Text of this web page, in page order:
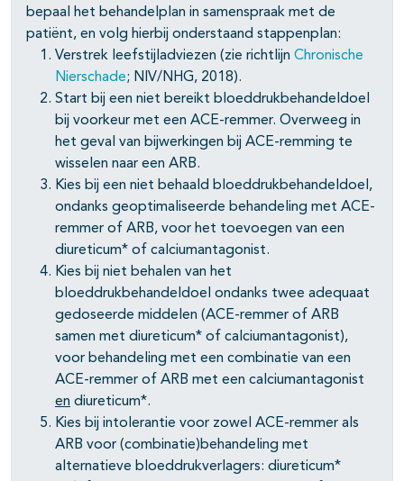
bepaal het behandelplan in samenspraak met de
patiënt, en volg hierbij onderstaand stappenplan:
Verstrek leefstijladviezen (zie richtlijn Chronische
Nierschade; NIV/NHG, 2018).
Start bij een niet bereikt bloeddrukbehandeldoel
bij voorkeur met een ACE-remmer. Overweeg in
het geval van bijwerkingen bij ACE-remming te
wisselen naar een ARB.
Kies bij een niet behaald bloeddrukbehandeldoel,
ondanks geoptimaliseerde behandeling met ACE-
remmer of ARB, voor het toevoegen van een
diureticum* of calciumantagonist.
Kies bij niet behalen van het
bloeddrukbehandeldoel ondanks twee adequaat
gedoseerde middelen (ACE-remmer of ARB
samen met diureticum* of calciumantagonist),
voor behandeling met een combinatie van een
ACE-remmer of ARB met een calciumantagonist
en diureticum*.
Kies bij intolerantie voor zowel ACE-remmer als
ARB voor (combinatie)behandeling met
alternatieve bloeddrukverlagers: diureticum*